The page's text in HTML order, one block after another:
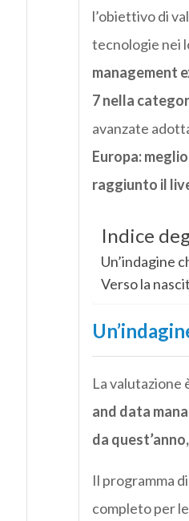
l’obiettivo di
tecnologie nei
management
7 nella
avanzate
Europa:
raggiunto il
Indice
Un’indagine
Verso la
La
and data
da
Il programma
completo per